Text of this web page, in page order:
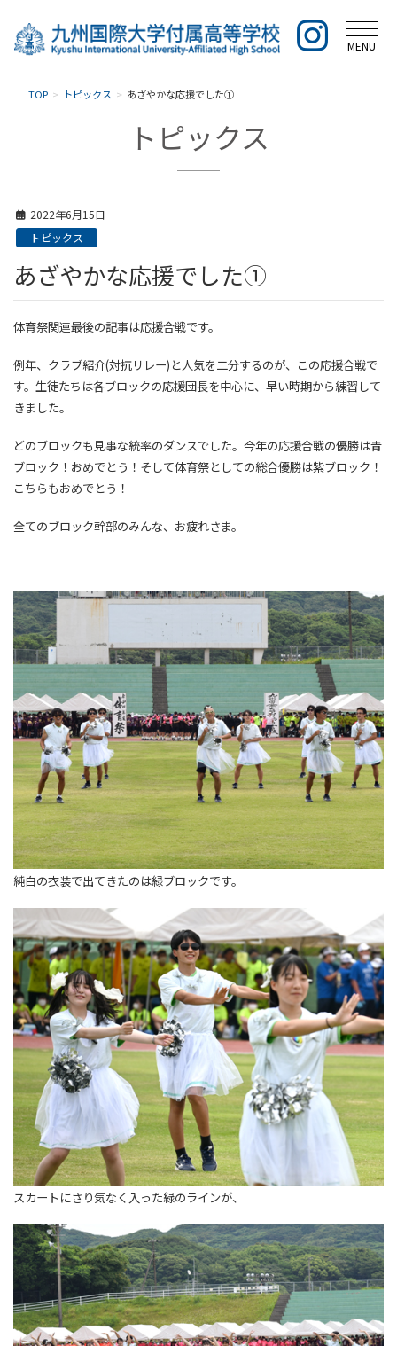
MENU
TOP トピックス あざやかな応援でした①
トピックス
2022年6月15日
トピックス
あざやかな応援でした①
体育祭関連最後の記事は応援合戦です。
例年、クラブ紹介(対抗リレー)と人気を二分するのが、この応援合戦で
す。生徒たちは各ブロックの応援団長を中心に、早い時期から練習して
きました。
どのブロックも見事な統率のダンスでした。今年の応援合戦の優勝は青
ブロック！おめでとう！そして体育祭としての総合優勝は紫ブロック！
こちらもおめでとう！
全てのブロック幹部のみんな、お疲れさま。
純白の衣装で出てきたのは緑ブロックです。
スカートにさり気なく入った緑のラインが、